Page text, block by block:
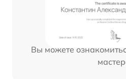
Вы можете